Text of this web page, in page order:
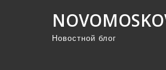
Новостной блог